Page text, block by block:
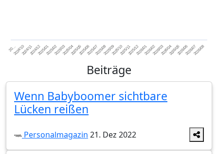
20…2024/102024/112024/122025/012025/022025/032025/042025/052025/062025/072025/082025/092025/102025/112025/122026/012026/022026/032026/042026/052026/062026/072026/08
Beiträge
Wenn Babyboomer sichtbare
Lücken reißen
Personalmagazin 21. Dez 2022